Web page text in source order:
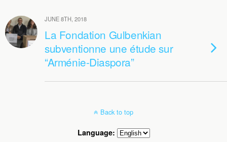
JUNE 8TH, 2018
La Fondation Gulbenkian
subventionne une étude sur
“Arménie-Diaspora”
Back to top
Language: